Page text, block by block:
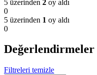
5 üzerinden 2 oy aldı
0
5 üzerinden 1 oy aldı
0
Değerlendirmeler
Filtreleri temizle